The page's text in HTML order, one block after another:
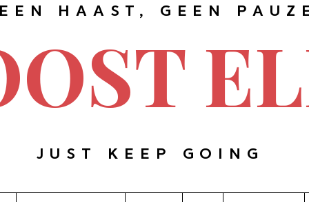
HAAST, GEEN
JUST KEEP GOING